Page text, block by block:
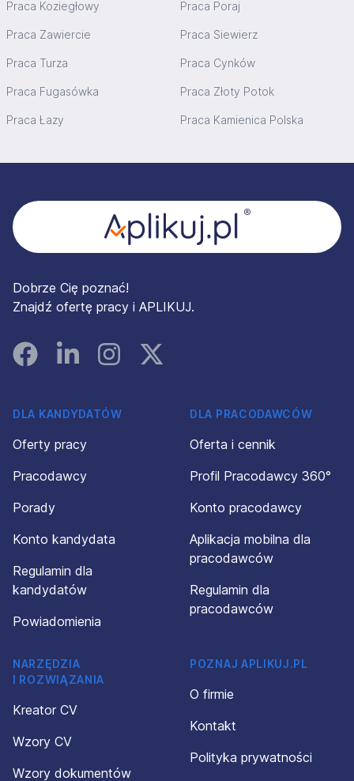
Praca Koziegłowy Praca Poraj
Praca Zawiercie Praca Siewierz
Praca Turza Praca Cynków
Praca Fugasówka Praca Złoty Potok
Praca Łazy Praca Kamienica Polska
Dobrze Cię poznać!
Znajdź ofertę pracy i APLIKUJ.
FacebookLinked InInstagramInstagram
DLA KANDYDATÓW
Oferty pracy
Pracodawcy
Porady
Konto kandydata
Regulamin dla
kandydatów
Powiadomienia
DLA PRACODAWCÓW
Oferta i cennik
Profil Pracodawcy 360°
Konto pracodawcy
Aplikacja mobilna dla
pracodawców
Regulamin dla
pracodawców
NARZĘDZIA
I ROZWIĄZANIA
Kreator CV
Wzory CV
Wzory dokumentów
POZNAJ APLIKUJ.PL
O firmie
Kontakt
Polityka prywatności